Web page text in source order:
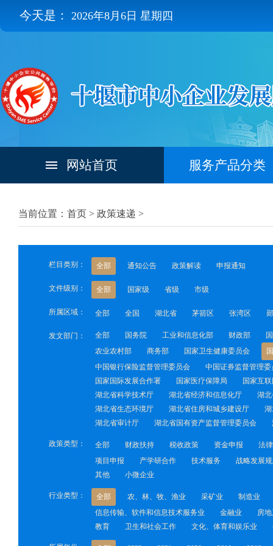
今天是： 2026年8月6日 星期四
网站首页 服务产品分类
当前位置：首页 > 政策速递 >
栏目类别： 全部 通知公告 政策解读 申报通知
文件级别： 全部 国家级 省级 市级
所属区域： 全部 全国 湖北省 茅箭区 张湾区
发文部门： 全部 国务院 工业和信息化部 财政部
农业农村部
商务部 国家卫生健康委员会
中国银行保险监督管理委员会
中国证券监督管理委
国家国际发展合作署
国家医疗保障局
国家互
湖北省科学技术厅
湖北省经济和信息化厅
湖
湖北省生态环境厅
湖北省住房和城乡建设厅
湖北省审计厅
湖北省国有资产监督管理委员会
政策类型： 全部 财政扶持 税收政策 资金申报
法
项目申报
产学研合作 技术服务
战略发展
其他
小微企业
行业类型： 全部 农、林、牧、渔业 采矿业
制造业
信息传输、软件和信息技术服务业
金融业
房
教育
卫生和社会工作 文化、体育和娱乐业